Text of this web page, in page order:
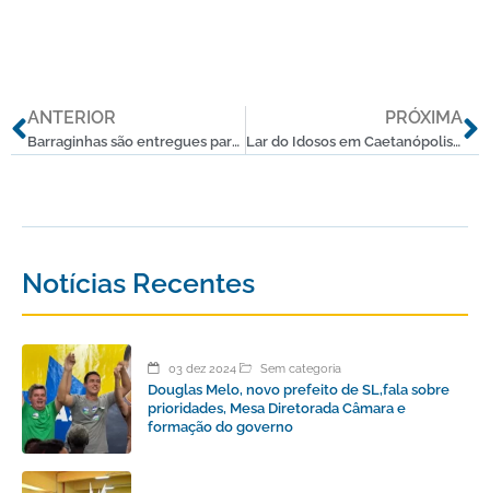
Anterior
ANTERIOR
Barraginhas são entregues para a população de Curralinho e Santana de Pirapama
PRÓXIMA
Lar do Idosos em Caetanópolis é reformado
Notícias Recentes
03 dez 2024 Sem categoria
Douglas Melo, novo prefeito de SL,fala sobre
prioridades, Mesa Diretorada Câmara e
formação do governo